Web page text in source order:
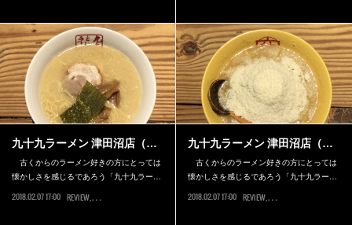
九十九ラーメン 津田沼店（…
古くからのラーメン好きの方にとっては
懐かしさを感じるであろう「九十九ラー…
2018.02.07 17:00 REVIEW 船橋市
九十九ラーメン 津田沼店（…
古くからのラーメン好きの方にとっては
懐かしさを感じるであろう「九十九ラー…
2018.02.07 17:00 REVIEW 船橋市